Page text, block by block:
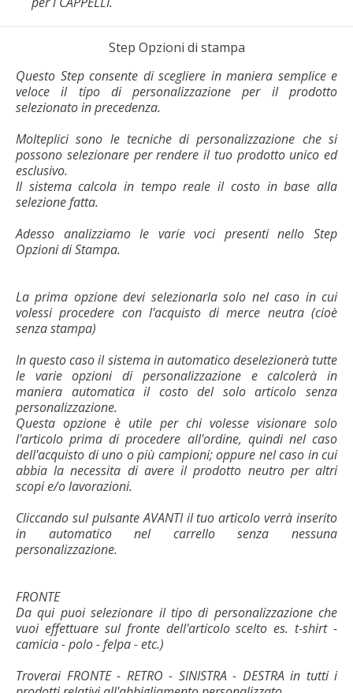
Step Opzioni di stampa
Questo Step consente di scegliere in maniera semplice e
veloce il tipo di personalizzazione per il prodotto
selezionato in precedenza.
Molteplici sono le tecniche di personalizzazione che si
possono selezionare per rendere il tuo prodotto unico ed
esclusivo.
Il sistema calcola in tempo reale il costo in base alla
selezione fatta.
Adesso analizziamo le varie voci presenti nello Step
Opzioni di Stampa.
La prima opzione devi selezionarla solo nel caso in cui
volessi procedere con l'acquisto di merce neutra (cioè
senza stampa)
In questo caso il sistema in automatico deselezionerà tutte
le varie opzioni di personalizzazione e calcolerà in
maniera automatica il costo del solo articolo senza
personalizzazione.
Questa opzione è utile per chi volesse visionare solo
l'articolo prima di procedere all'ordine, quindi nel caso
dell'acquisto di uno o più campioni; oppure nel caso in cui
abbia la necessita di avere il prodotto neutro per altri
scopi e/o lavorazioni.
Cliccando sul pulsante AVANTI il tuo articolo verrà inserito
in automatico nel carrello senza nessuna
personalizzazione.
FRONTE
Da qui puoi selezionare il tipo di personalizzazione che
vuoi effettuare sul fronte dell'articolo scelto es. t-shirt -
camicia - polo - felpa - etc.)
Troverai FRONTE - RETRO - SINISTRA - DESTRA in tutti i